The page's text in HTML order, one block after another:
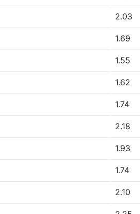
2.03
1.69
1.55
1.62
1.74
2.18
1.93
1.74
2.10